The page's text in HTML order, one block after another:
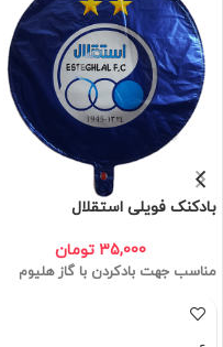
بادکنک فویلی استقلال
35,000 تومان
مناسب جهت بادکردن با گاز هلیوم